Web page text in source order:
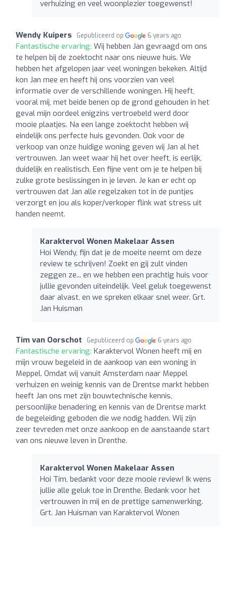
verhuizing en veel woonplezier toegewenst!
Wendy Kuipers Gepubliceerd op 6 years ago
Fantastische ervaring: Wij hebben Jan gevraagd om ons
te helpen bij de zoektocht naar ons nieuwe huis. We
hebben het afgelopen jaar veel woningen bekeken. Altijd
kon Jan mee en heeft hij ons voorzien van veel
informatie over de verschillende woningen. Hij heeft,
vooral mij, met beide benen op de grond gehouden in het
geval mijn oordeel enigzins vertroebeld werd door
mooie plaatjes. Na een lange zoektocht hebben wij
eindelijk ons perfecte huis gevonden. Ook voor de
verkoop van onze huidige woning geven wij Jan al het
vertrouwen. Jan weet waar hij het over heeft, is eerlijk,
duidelijk en realistisch. Een fijne vent om je te helpen bij
zulke grote beslissingen in je leven. Je kan er echt op
vertrouwen dat Jan alle regelzaken tot in de puntjes
verzorgt en jou als koper/verkoper flink wat stress uit
handen neemt.
Karaktervol Wonen Makelaar Assen
Hoi Wendy, fijn dat je de moeite neemt om deze
review te schrijven! Zoekt en gij zult vinden
zeggen ze... en we hebben een prachtig huis voor
jullie gevonden uiteindelijk. Veel geluk toegewenst
daar alvast, en we spreken elkaar snel weer. Grt.
Jan Huisman
Tim van Oorschot Gepubliceerd op 6 years ago
Fantastische ervaring: Karaktervol Wonen heeft mij en
mijn vrouw begeleid in de aankoop van een woning in
Meppel. Omdat wij vanuit Amsterdam naar Meppel
verhuizen en weinig kennis van de Drentse markt hebben
heeft Jan ons met zijn bouwtechnische kennis,
persoonlijke benadering en kennis van de Drentse markt
de begeleiding geboden die we nodig hadden. Wij zijn
zeer tevreden met onze aankoop en de aanstaande start
van ons nieuwe leven in Drenthe.
Karaktervol Wonen Makelaar Assen
Hoi Tim, bedankt voor deze mooie review! Ik wens
jullie alle geluk toe in Drenthe. Bedank voor het
vertrouwen in mij en de prettige samenwerking.
Grt. Jan Huisman van Karaktervol Wonen